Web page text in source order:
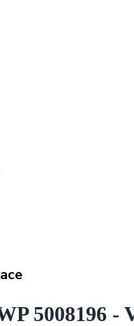
5008196 -